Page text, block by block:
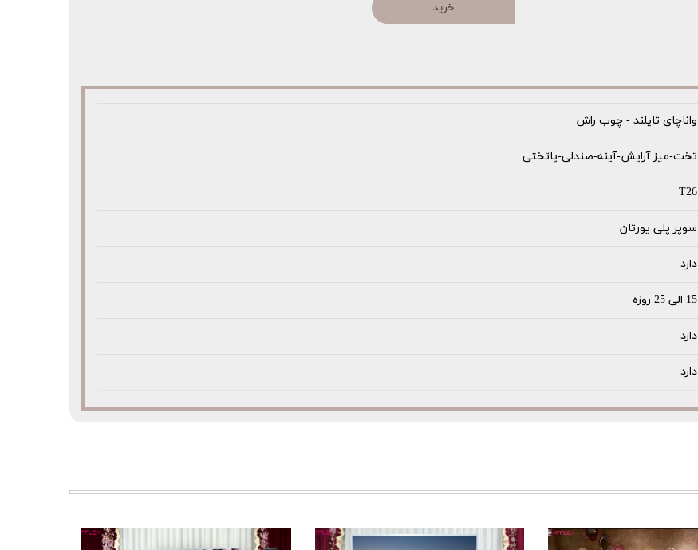
واناچای تایلند - چوب راش
تخت-میز آرایش-آینه-صندلی-پاتختی
T26
سوپر پلی یورتان
دارد
15 الی 25 روزه
دارد
دارد
خرید